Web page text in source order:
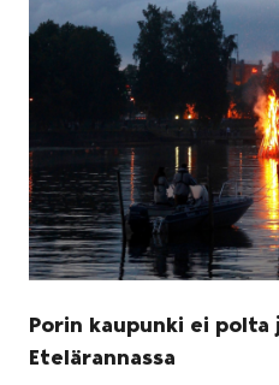
Porin kaupunki ei polta
Etelärannassa